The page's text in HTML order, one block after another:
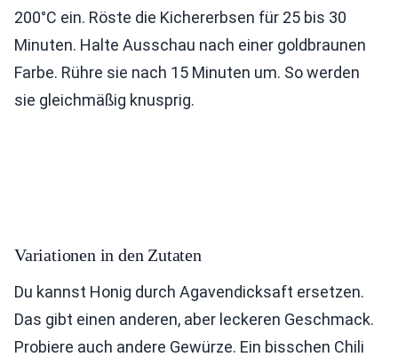
200°C ein. Röste die Kichererbsen für 25 bis 30
Minuten. Halte Ausschau nach einer goldbraunen
Farbe. Rühre sie nach 15 Minuten um. So werden
sie gleichmäßig knusprig.
Variationen in den Zutaten
Du kannst Honig durch Agavendicksaft ersetzen.
Das gibt einen anderen, aber leckeren Geschmack.
Probiere auch andere Gewürze. Ein bisschen Chili